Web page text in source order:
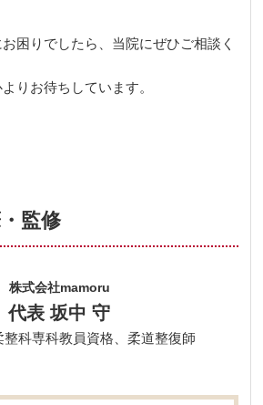
困りでしたら、当院にぜひご相談く
りお待ちしています。
監修
株式会社mamoru
代表 坂中 守
整科専科教員資格、柔道整復師